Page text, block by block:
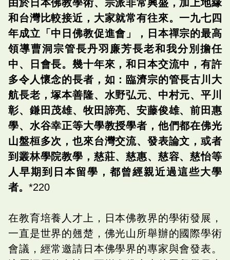
由於日本佛教學術、宗派非常興盛，加上地緣
和台灣比較接近，大家就常有往來。一九七四
年成立「中日佛教促進會」，日本禪宗的最高
領導曹洞宗管長丹羽廉芳長老和我分別擔任
中、日會長。幾十年來，和日本交流中，有許
多令人懷念的長者，如：臨濟宗的管長古川大
航長老，塚本善隆、水野弘元、中村元、平川
彰、鎌田茂雄、牧田諦亮、安藤俊雄、前田惠
學、水谷幸正等大學教授學者，他們都在佛光
山盤桓多次，也來台灣交流、發表論文，或者
到叢林學院教學，慈莊、慈惠、慈容、慈怡等
人早期到日本留學，都曾經親近過這些大學
者。 *220
在教育培養人才上，日本佛教界的學術發展，
一直是世界的翹楚，佛光山所舉辦的國際學術
會議，經常邀請日本佛學界的專家與會發表。